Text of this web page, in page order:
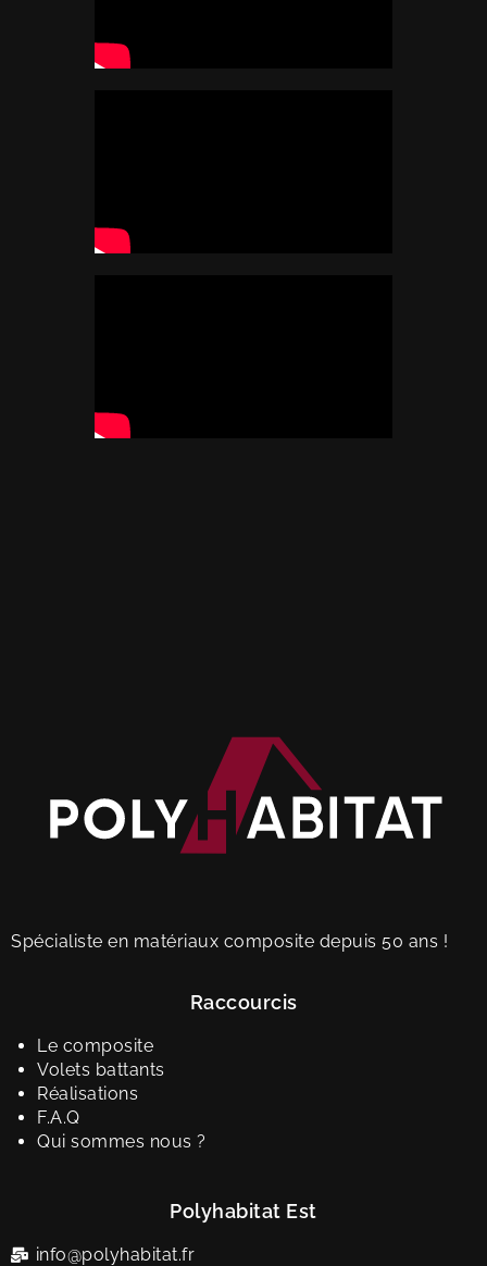
Spécialiste en matériaux composite depuis 50 ans !
Raccourcis
Le composite
Volets battants
Réalisations
F.A.Q
Qui sommes nous ?
Polyhabitat Est
info@polyhabitat.fr